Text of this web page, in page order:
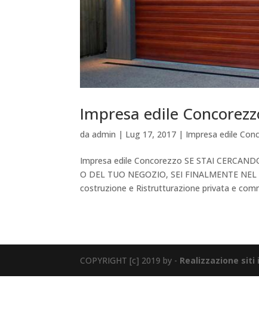
Impresa edile
daadmin | Lug 17, 2017 | Impresa edile
Impresa edile Concorezzo SE STAI
O DEL TUO NEGOZIO, SEI FINALMENTE
costruzione e Ristrutturazione privata e
COPYRIGHT [c] 2019 by - Realizzazione